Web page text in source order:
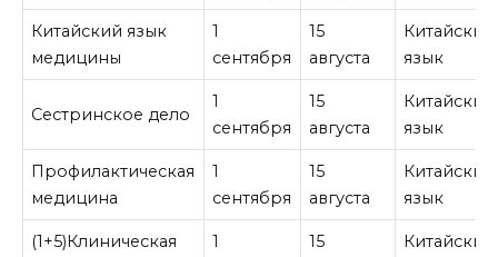
Китайский язык
медицины
1
сентября
15
августа
Китайский
язык
Сестринское дело
1
сентября
15
августа
Китайский
язык
Профилактическая
медицина
1
сентября
15
августа
Китайский
язык
(1+5)Клиническая
1
15
Китайский